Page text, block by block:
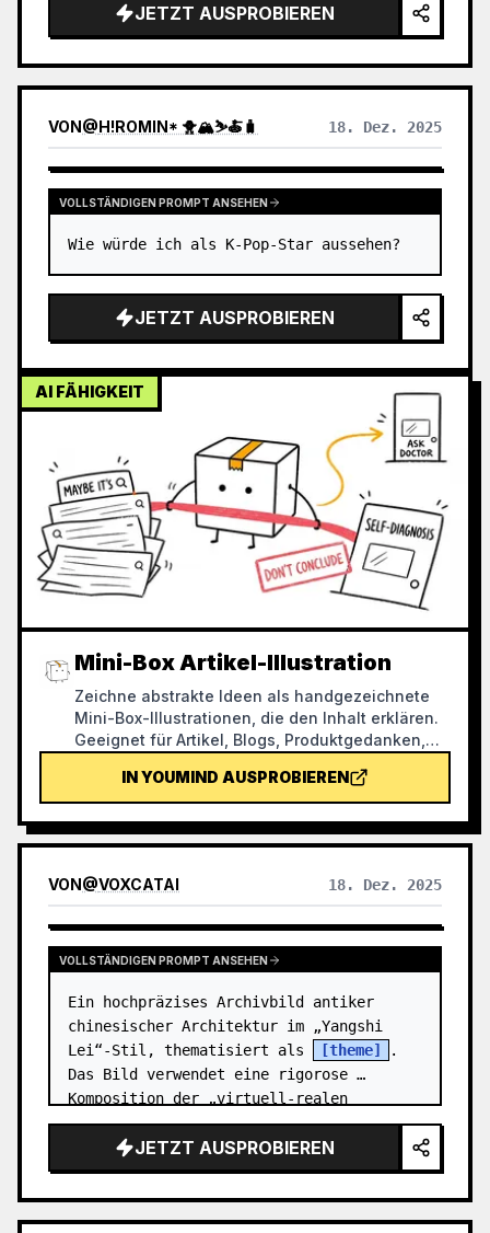
JETZT AUSPROBIEREN
VON@H!ROMIN* 🐥🏔️⛷️🍝🧳 18. Dez. 2025
VOLLSTÄNDIGEN PROMPT ANSEHEN
Wie würde ich als K-Pop-Star aussehen?
JETZT AUSPROBIEREN
AI FÄHIGKEIT
Mini-Box Artikel-Illustration
Zeichne abstrakte Ideen als handgezeichnete
Mini-Box-Illustrationen, die den Inhalt erklären.
Geeignet für Artikel, Blogs, Produktgedanken,
die Mini-Box bleibt immer geschlossen und führt
selbst Kernaktionen wie Sammeln, Filtern,
Organisieren, Reparieren oder Übergeben aus.
IN YOUMIND AUSPROBIEREN
VON@VOXCATAI 18. Dez. 2025
VOLLSTÄNDIGEN PROMPT ANSEHEN
Ein hochpräzises Archivbild antiker
chinesischer Architektur im „Yangshi
Lei“-Stil, thematisiert als
[theme]
.
Das Bild verwendet eine rigorose
Komposition der „virtuell-realen
Dekonstruktion“: Der Hintergrund ist
altes, goldge…JETZT AUSPROBIEREN